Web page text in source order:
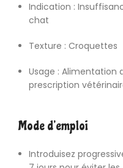
Indication :
chat
Texture : Croquettes
Usage :
prescription
Mode d’emploi
Introduisez